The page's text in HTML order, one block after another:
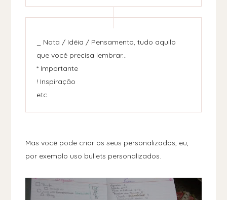
_ Nota / Idéia / Pensamento, tudo aquilo
que você precisa lembrar...
* Importante
! Inspiração
etc.
Mas você pode criar os seus personalizados, eu,
por exemplo uso bullets personalizados.